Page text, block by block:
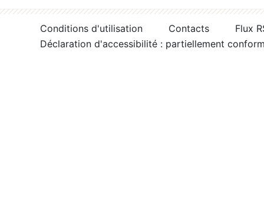
Conditions d'utilisation Contacts
Flux
Déclaration d'accessibilité : partiellement